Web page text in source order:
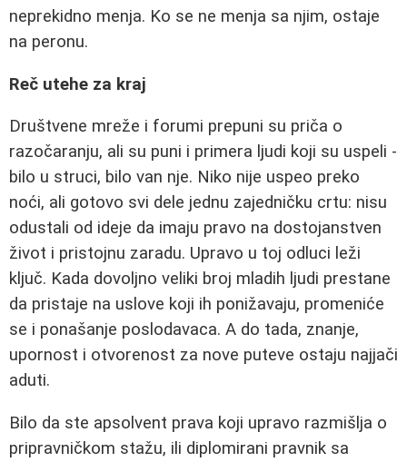
neprekidno menja. Ko se ne menja sa njim, ostaje
na peronu.
Reč utehe za kraj
Društvene mreže i forumi prepuni su priča o
razočaranju, ali su puni i primera ljudi koji su uspeli -
bilo u struci, bilo van nje. Niko nije uspeo preko
noći, ali gotovo svi dele jednu zajedničku crtu: nisu
odustali od ideje da imaju pravo na dostojanstven
život i pristojnu zaradu. Upravo u toj odluci leži
ključ. Kada dovoljno veliki broj mladih ljudi prestane
da pristaje na uslove koji ih ponižavaju, promeniće
se i ponašanje poslodavaca. A do tada, znanje,
upornost i otvorenost za nove puteve ostaju najjači
aduti.
Bilo da ste apsolvent prava koji upravo razmišlja o
pripravničkom stažu, ili diplomirani pravnik sa